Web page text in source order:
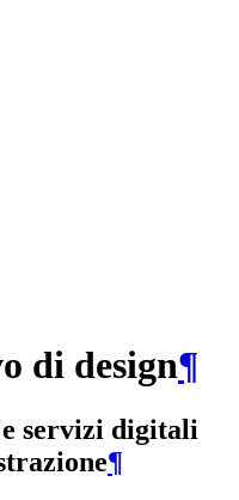
di design¶
servizi digitali
¶